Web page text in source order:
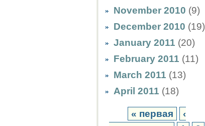
November 2010 (9)
December 2010 (19)
January 2011 (20)
February 2011 (11)
March 2011 (13)
April 2011 (18)
« первая
‹